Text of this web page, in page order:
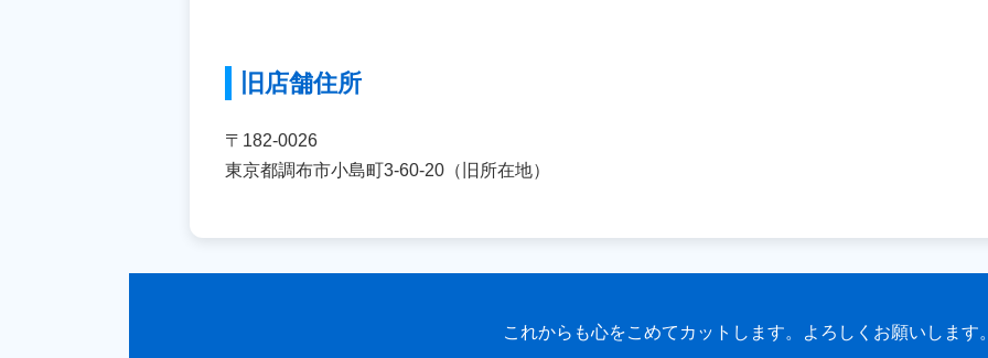
旧店舗住所
〒182-0026
東京都調布市小島町3‐60‐20（旧所在地）
これからも心をこめてカットします。よろしくお願いします